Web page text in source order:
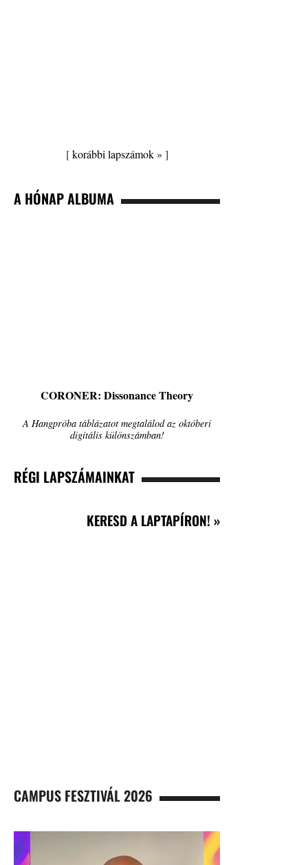
[korábbi lapszámok » ]
A HÓNAP ALBUMA
CORONER: Dissonance Theory
A Hangpróba táblázatot megtalálod az októberi
digitális különszámban!
RÉGI LAPSZÁMAINKAT
KERESD A LAPTAPÍRON! »
CAMPUS FESZTIVÁL 2026